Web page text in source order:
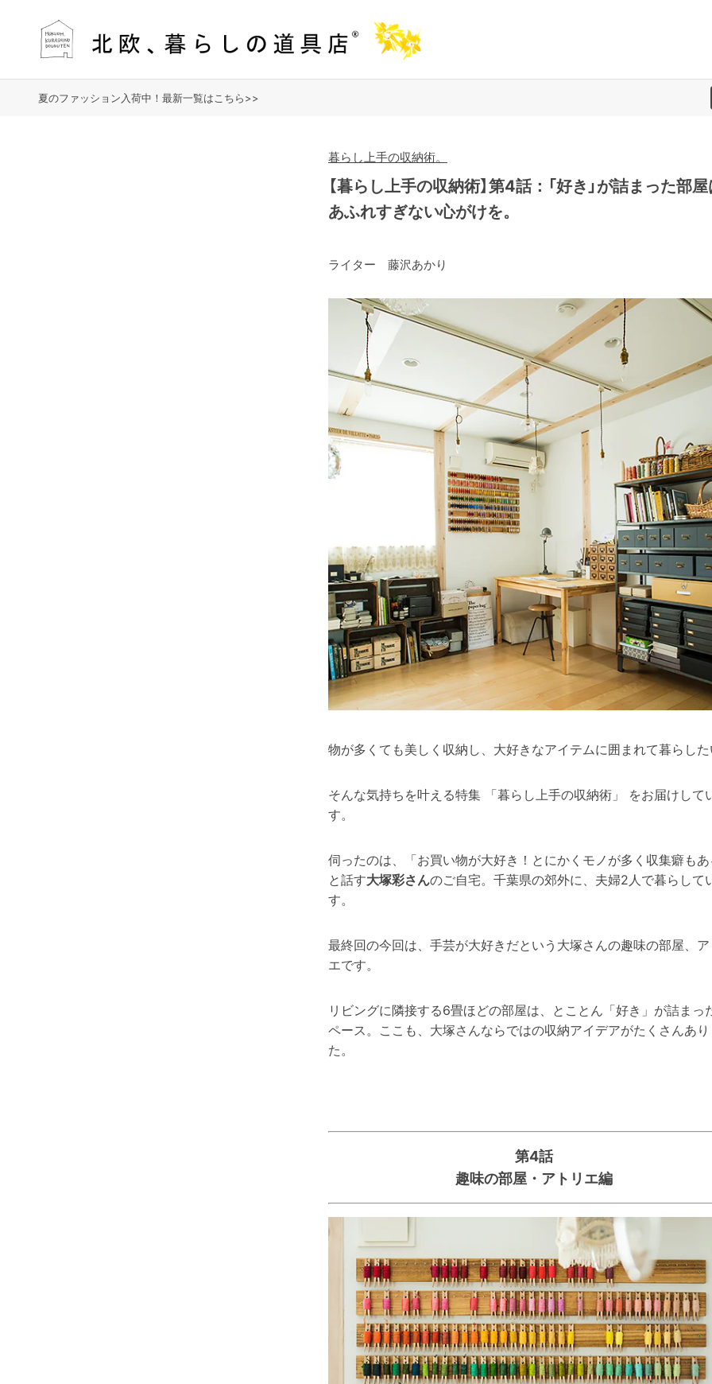
夏のファッション入荷中！最新一覧はこちら>>
暮らし上手の収納術。
【暮らし上手の収納術】第4話：「好き」が詰まった部
あふれすぎない心がけを。
ライター 藤沢あかり
物が多くても美しく収納し、大好きなアイテムに囲まれて暮らし
そんな気持ちを叶える特集 「暮らし上手の収納術」 をお届けして
す。
伺ったのは、「お買い物が大好き！とにかくモノが多く収集癖も
と話す大塚彩さんのご自宅。千葉県の郊外に、夫婦2人で暮らして
す。
最終回の今回は、手芸が大好きだという大塚さんの趣味の部屋、
エです。
リビングに隣接する6畳ほどの部屋は、とことん「好き」が詰まっ
ペース。ここも、大塚さんならではの収納アイデアがたくさんあ
た。
第4話
趣味の部屋・アトリエ編